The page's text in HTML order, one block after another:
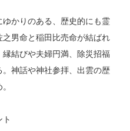
かりのある、歴史的にも霊
男命と稲田比売命が結ばれ
結びや夫婦円満、除災招福
神話や神社参拝、出雲の歴